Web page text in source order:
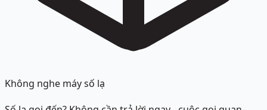
Không nghe máy số lạ